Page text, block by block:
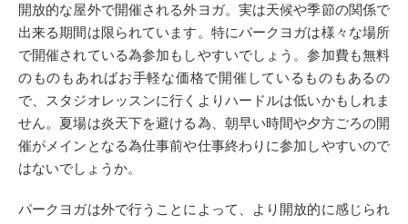
開放的な屋外で開催される外ヨガ。実は天候や季節の関係で
出来る期間は限られています。特にパークヨガは様々な場所
で開催されている為参加もしやすいでしょう。参加費も無料
のものもあればお手軽な価格で開催しているものもあるの
で、スタジオレッスンに行くよりハードルは低いかもしれま
せん。夏場は炎天下を避ける為、朝早い時間や夕方ごろの開
催がメインとなる為仕事前や仕事終わりに参加しやすいので
はないでしょうか。
パークヨガは外で行うことによって、より開放的に感じられ